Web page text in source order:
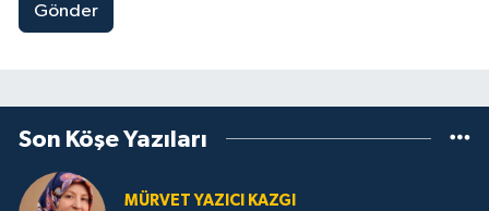
Gönder
Son Köşe Yazıları
MÜRVET YAZICI KAZGI